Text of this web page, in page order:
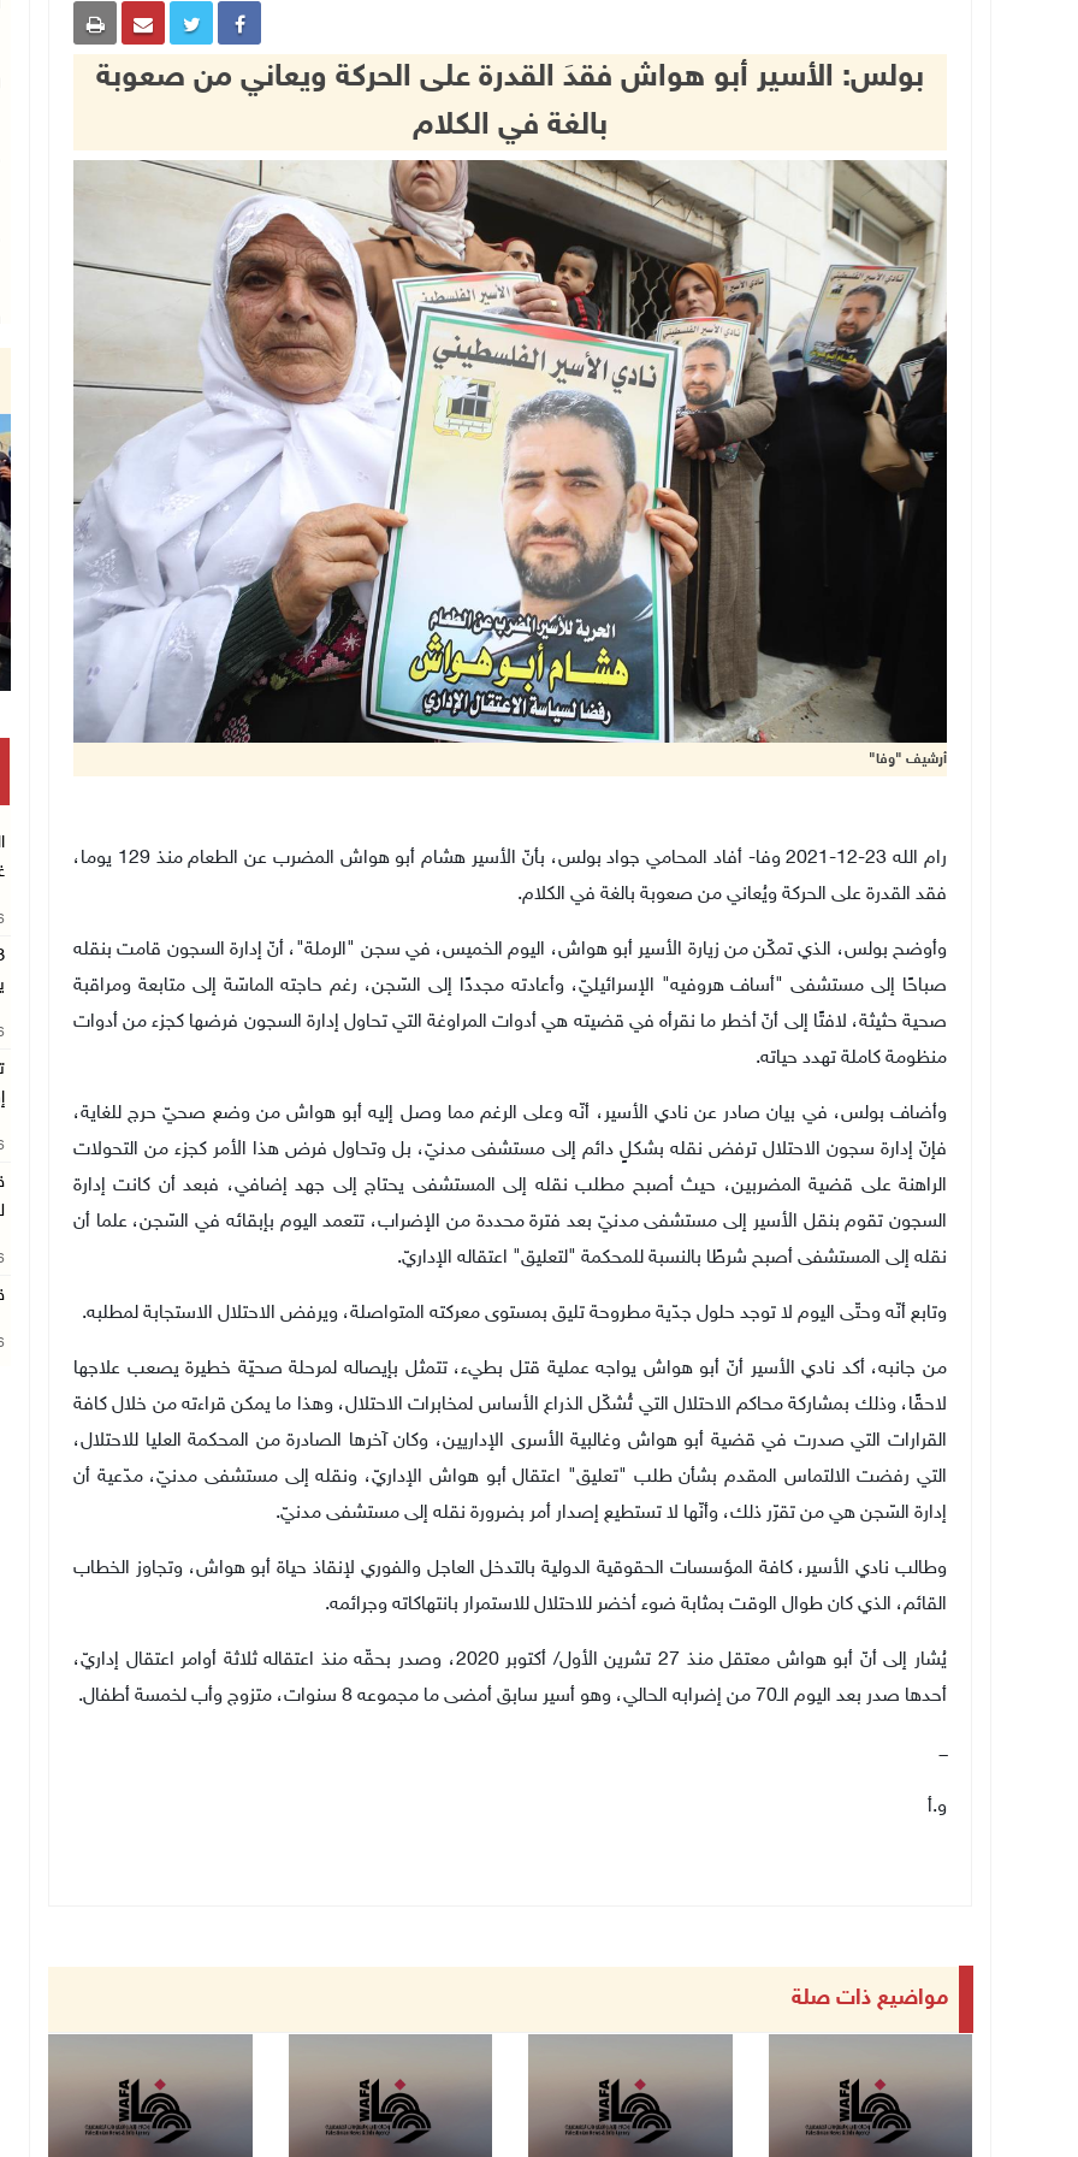
بولس: الأسير أبو هواش فقدَ القدرة على الحركة ويعاني من صعوبة
بالغة في الكلام
أرشيف "وفا"
رام الله 23-12-2021 وفا- أفاد المحامي جواد بولس، بأنّ الأسير هشام أبو هواش المضرب عن الطعام منذ 129 يوما،
فقد القدرة على الحركة ويُعاني من صعوبة بالغة في الكلام.
وأوضح بولس، الذي تمكّن من زيارة الأسير أبو هواش، اليوم الخميس، في سجن "الرملة"، أنّ إدارة السجون قامت بنقله
صباحًا إلى مستشفى "أساف هروفيه" الإسرائيليّ، وأعادته مجددًا إلى السّجن، رغم حاجته الماسّة إلى متابعة ومراقبة
صحية حثيثة، لافتًا إلى أنّ أخطر ما نقرأه في قضيته هي أدوات المراوغة التي تحاول إدارة السجون فرضها كجزء من أدوات
منظومة كاملة تهدد حياته.
وأضاف بولس، في بيان صادر عن نادي الأسير، أنّه وعلى الرغم مما وصل إليه أبو هواش من وضع صحيّ حرج للغاية،
فإنّ إدارة سجون الاحتلال ترفض نقله بشكلٍ دائم إلى مستشفى مدنيّ، بل وتحاول فرض هذا الأمر كجزء من التحولات
الراهنة على قضية المضربين، حيث أصبح مطلب نقله إلى المستشفى يحتاج إلى جهد إضافي، فبعد أن كانت إدارة
السجون تقوم بنقل الأسير إلى مستشفى مدنيّ بعد فترة محددة من الإضراب، تتعمد اليوم بإبقائه في السّجن، علما أن
نقله إلى المستشفى أصبح شرطًا بالنسبة للمحكمة "لتعليق" اعتقاله الإداريّ.
وتابع أنّه وحتّى اليوم لا توجد حلول جدّية مطروحة تليق بمستوى معركته المتواصلة، ويرفض الاحتلال الاستجابة لمطلبه.
من جانبه، أكد نادي الأسير أنّ أبو هواش يواجه عملية قتل بطيء، تتمثل بإيصاله لمرحلة صحيّة خطيرة يصعب علاجها
لاحقًا، وذلك بمشاركة محاكم الاحتلال التي تُشكّل الذراع الأساس لمخابرات الاحتلال، وهذا ما يمكن قراءته من خلال كافة
القرارات التي صدرت في قضية أبو هواش وغالبية الأسرى الإداريين، وكان آخرها الصادرة من المحكمة العليا للاحتلال،
التي رفضت الالتماس المقدم بشأن طلب "تعليق" اعتقال أبو هواش الإداريّ، ونقله إلى مستشفى مدنيّ، مدّعية أن
إدارة السّجن هي من تقرّر ذلك، وأنّها لا تستطيع إصدار أمر بضرورة نقله إلى مستشفى مدنيّ.
وطالب نادي الأسير، كافة المؤسسات الحقوقية الدولية بالتدخل العاجل والفوري لإنقاذ حياة أبو هواش، وتجاوز الخطاب
القائم، الذي كان طوال الوقت بمثابة ضوء أخضر للاحتلال للاستمرار بانتهاكاته وجرائمه.
يُشار إلى أنّ أبو هواش معتقل منذ 27 تشرين الأول/ أكتوبر 2020، وصدر بحقّه منذ اعتقاله ثلاثة أوامر اعتقال إداريّ،
أحدها صدر بعد اليوم الـ70 من إضرابه الحالي، وهو أسير سابق أمضى ما مجموعه 8 سنوات، متزوج وأب لخمسة أطفال.
ـــ
و.أ
مواضيع ذات صلة
تكريم متفوقين بالثانوية العامة في خان يونس